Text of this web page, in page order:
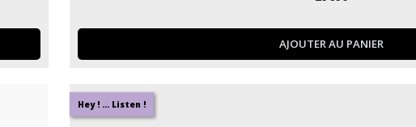
AJOUTER AU PANIER
Hey ! ... Listen !